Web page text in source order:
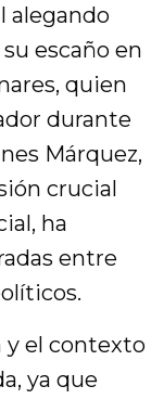
alegando
escaño en
quien
durante
Márquez,
crucial
ha
entre
y el contexto
ya que